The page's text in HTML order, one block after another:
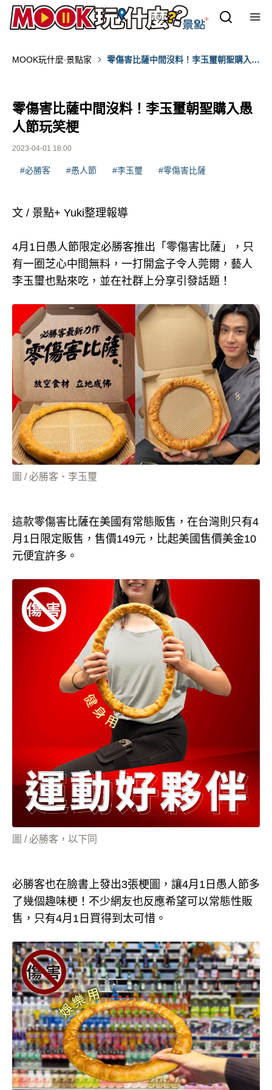
MOOK玩什麼‧景點家
零傷害比薩中間沒料！李玉璽朝聖購入愚
零傷害比薩中間沒料！李玉璽朝聖購入愚
人節玩笑梗
2023-04-01 18:00
#必勝客 #愚人節 #李玉璽 #零傷害比薩
文 / 景點+ Yuki整理報導
4月1日愚人節限定必勝客推出「零傷害比薩」，只
有一圈芝心中間無料，一打開盒子令人莞爾，藝人
李玉璽也點來吃，並在社群上分享引發話題！
圖 / 必勝客、李玉璽
這款零傷害比薩在美國有常態販售，在台灣則只有4
月1日限定販售，售價149元，比起美國售價美金10
元便宜許多。
圖 / 必勝客，以下同
必勝客也在臉書上發出3張梗圖，讓4月1日愚人節多
了幾個趣味梗！不少網友也反應希望可以常態性販
售，只有4月1日買得到太可惜。